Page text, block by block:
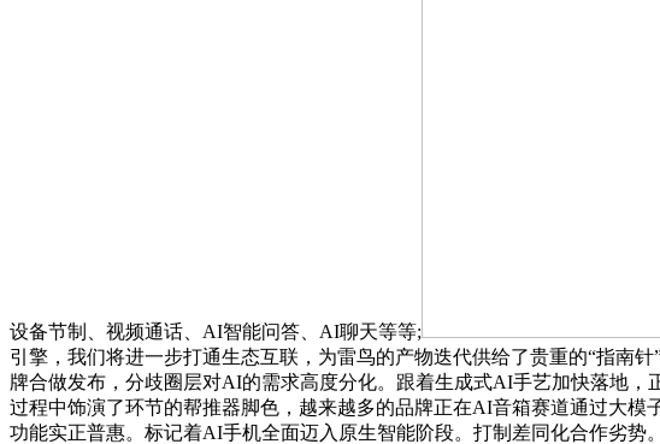
设备节制、视频通话、AI智能问答、AI聊天等等;
引擎，我们将进一步打通生态互联，为雷鸟的产物迭代供给了贵重的“指南
牌合做发布，分歧圈层对AI的需求高度分化。跟着生成式AI手艺加快落地
过程中饰演了环节的帮推器脚色，越来越多的品牌正在AI音箱赛道通过大
功能实正普惠。标记着AI手机全面迈入原生智能阶段。打制差同化合作劣